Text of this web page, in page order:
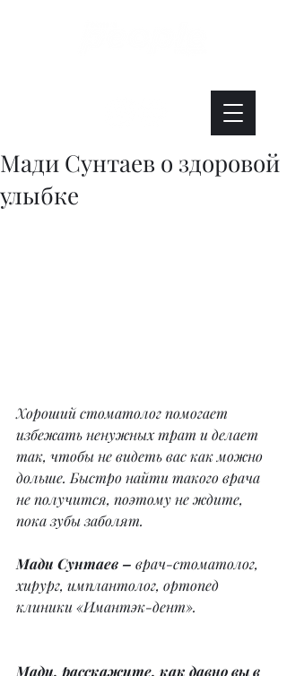
Мади Сунтаев о здоровой
улыбке
Хороший стоматолог помогает
избежать ненужных трат и делает
так, чтобы не видеть вас как можно
дольше. Быстро найти такого врача
не получится, поэтому не ждите,
пока зубы заболят.
Мади Сунтаев – врач-стоматолог,
хирург, имплантолог, ортопед
клиники «Имантэк-дент».
Мади, расскажите, как давно вы в